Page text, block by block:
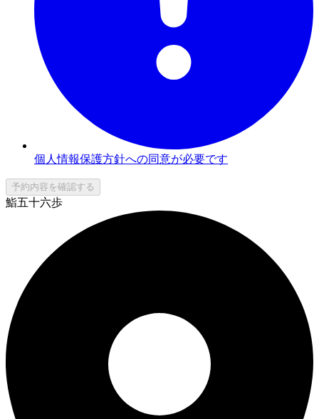
個人情報保護方針への同意が必要です
予約内容を確認する
鮨五十六歩